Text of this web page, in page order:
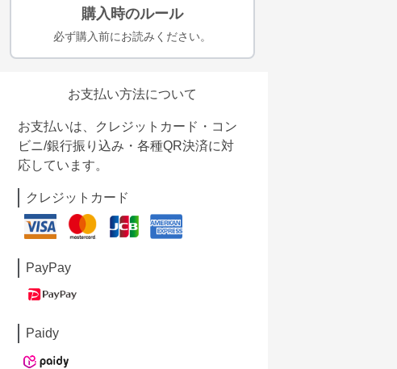
購入時のルール
必ず購入前にお読みください。
お支払い方法について
お支払いは、クレジットカード・コン
ビニ/銀行振り込み・各種QR決済に対
応しています。
クレジットカード
PayPay
Paidy